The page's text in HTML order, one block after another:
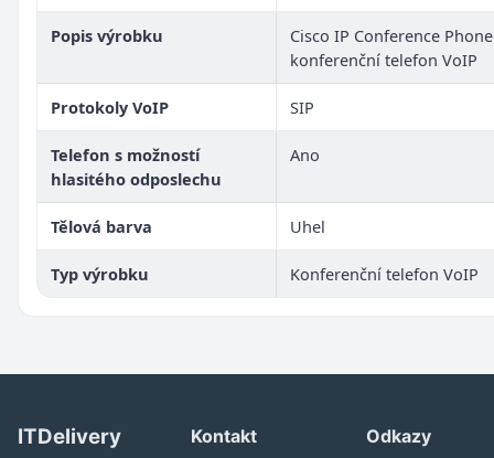
Popis výrobku
Cisco IP Conference
konferenční telefon VoIP
Protokoly VoIP SIP
Telefon s možností
hlasitého odposlechu
Ano
Tělová barva Uhel
Typ výrobku Konferenční telefon VoIP
ITDelivery
Kontakt
Odkazy